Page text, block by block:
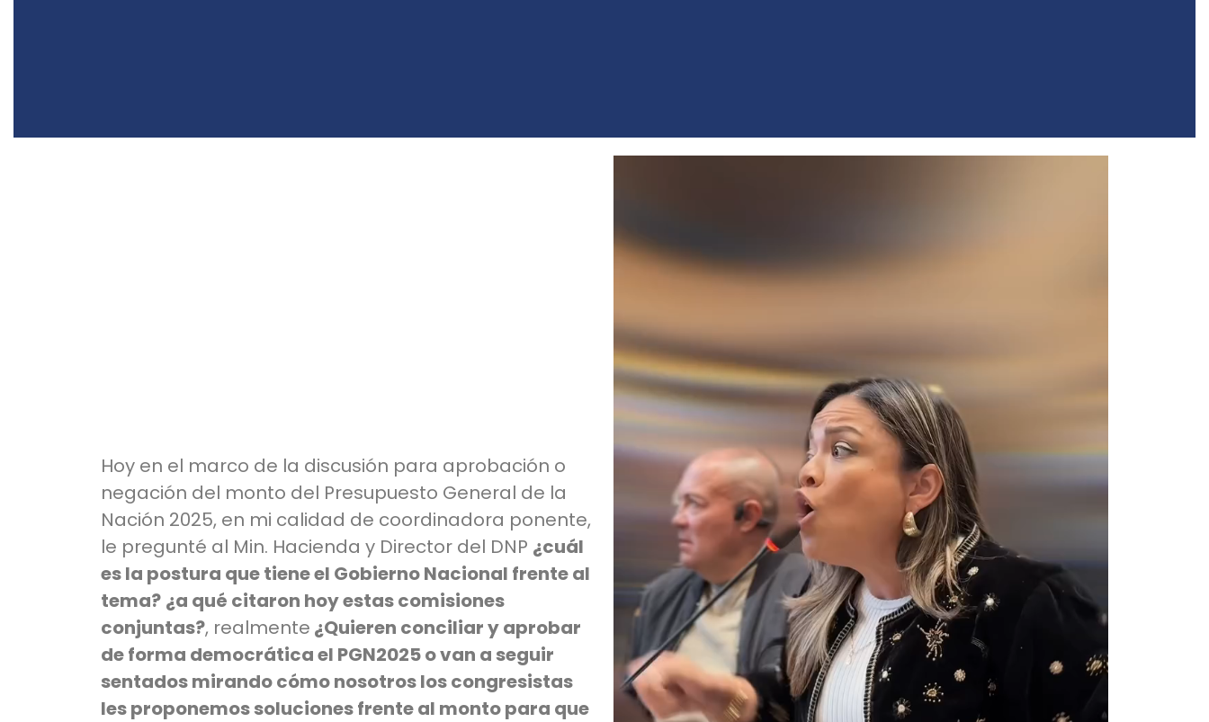
Hoy en el marco de la discusión para aprobación o
negación del monto del Presupuesto General de la
Nación 2025, en mi calidad de coordinadora ponente,
le pregunté al Min. Hacienda y Director del DNP ¿cuál
es la postura que tiene el Gobierno Nacional frente al
tema? ¿a qué citaron hoy estas comisiones
conjuntas?, realmente ¿Quieren conciliar y aprobar
de forma democrática el PGN2025 o van a seguir
sentados mirando cómo nosotros los congresistas
les proponemos soluciones frente al monto para que